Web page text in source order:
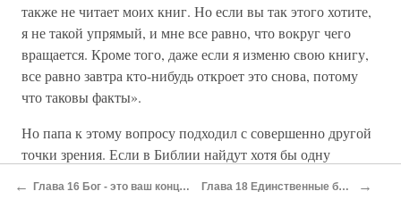
также не читает моих книг. Но если вы так этого хотите,
я не такой упрямый, и мне все равно, что вокруг чего
вращается. Кроме того, даже если я изменю свою книгу,
все равно завтра кто-нибудь откроет это снова, потому
что таковы факты».
Но папа к этому вопросу подходил с совершенно другой
точки зрения. Если в Библии найдут хотя бы одну
Если что-то одно неправильно, другое может быть также
← Глава 16 Бог - это ваш концентрированный страх Глава 18 Единственные богатства - это сердце →